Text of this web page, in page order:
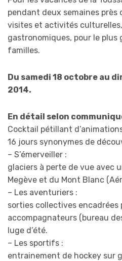
pendant deux semaines près
visites et activités
gastronomiques, pour le plus
familles.
Du samedi 18 octobre au
2014.
En détail selon
Cocktail pétillant
16 jours synonymes de
– S’émerveiller :
glaciers à perte de vue avec
Megève et du Mont Blanc
– Les aventuriers :
sorties collectives encadrées
accompagnateurs (bureau
luge d’été.
– Les sportifs :
entrainement de hockey sur